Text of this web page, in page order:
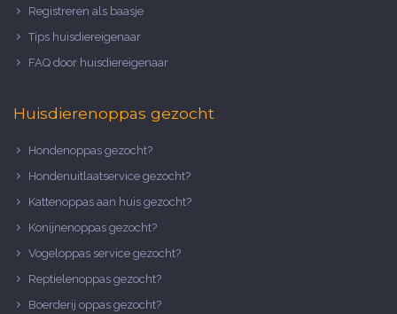
Registreren als baasje
Tips huisdiereigenaar
FAQ door huisdiereigenaar
Huisdierenoppas gezocht
Hondenoppas gezocht?
Hondenuitlaatservice gezocht?
Kattenoppas aan huis gezocht?
Konijnenoppas gezocht?
Vogeloppas service gezocht?
Reptielenoppas gezocht?
Boerderij oppas gezocht?